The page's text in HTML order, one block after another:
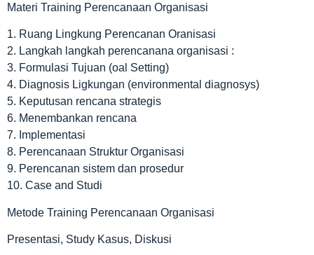
Materi Training Perencanaan Organisasi
1. Ruang Lingkung Perencanan Oranisasi
2. Langkah langkah perencanana organisasi :
3. Formulasi Tujuan (oal Setting)
4. Diagnosis Ligkungan (environmental diagnosys)
5. Keputusan rencana strategis
6. Menembankan rencana
7. Implementasi
8. Perencanaan Struktur Organisasi
9. Perencanan sistem dan prosedur
10. Case and Studi
Metode Training Perencanaan Organisasi
Presentasi, Study Kasus, Diskusi